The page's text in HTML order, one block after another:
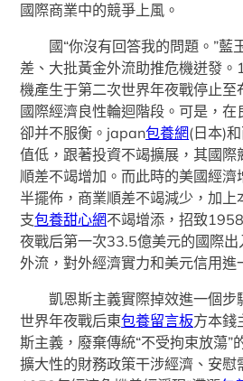
國際商業中的競爭上風。
國“你沒有回答我的問題。”藍
差、大批黃金外流助推危機迸發
機產生于第二次世界年夜戰停止至
國際經濟良性輪迴階段。可是，
卻并不服衡。japan包養網(日本)
值低，跟著投資不竭擴展，其國
順差不竭增加。而此時的美國經
半擺佈，商業順差不竭減少，加上
支包養甜心網不竭增添，招致
夜戰后第一次33.5億美元的國際
外流，對外經濟實力和美元信用進
凱恩斯主義實際掉效進一個步
世界年夜戰后東包養留言板方本錢
斯主義，廢棄傳統“不受拘束放蕩”
擴大性的財務政策干涉經濟、安